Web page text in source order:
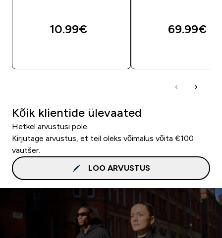
10.99€‎ 69.99€‎
Kõik klientide ülevaated
Hetkel arvustusi pole.
Kirjutage arvustus, et teil oleks võimalus võita €100
vautšer.
LOO ARVUSTUS